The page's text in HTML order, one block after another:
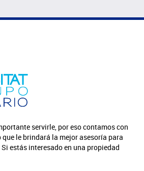
servirle, por eso contamos con
le brindará la mejor asesoría para
estás interesado en una propiedad